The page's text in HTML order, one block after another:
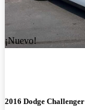
¡Nuevo!
2016 Dodge Challenger